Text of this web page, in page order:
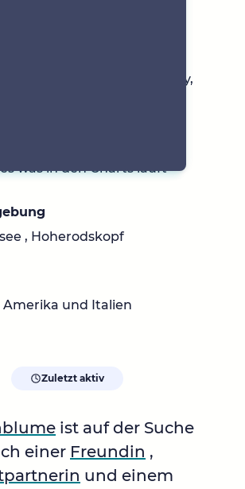
und Thriller
Grey ' s Anatomy,
was in den Charts läuft
, Hoherodskopf
Amerika und Italien
Zuletzt aktiv
ist auf der Suche
einer Freundin ,
und einem